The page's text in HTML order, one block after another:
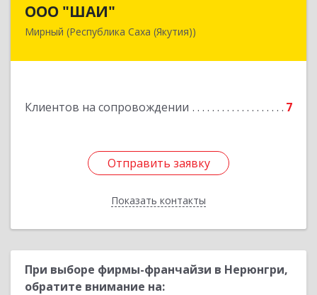
ООО "ШАИ"
Мирный (Республика Саха (Якутия))
Клиентов на сопровождении 7
Отправить заявку
Показать контакты
678175, Республика Саха (Якутия), у.
Подробнее
Отправить заявку
Назад
При выборе фирмы-франчайзи в Нерюнгри,
обратите внимание на: